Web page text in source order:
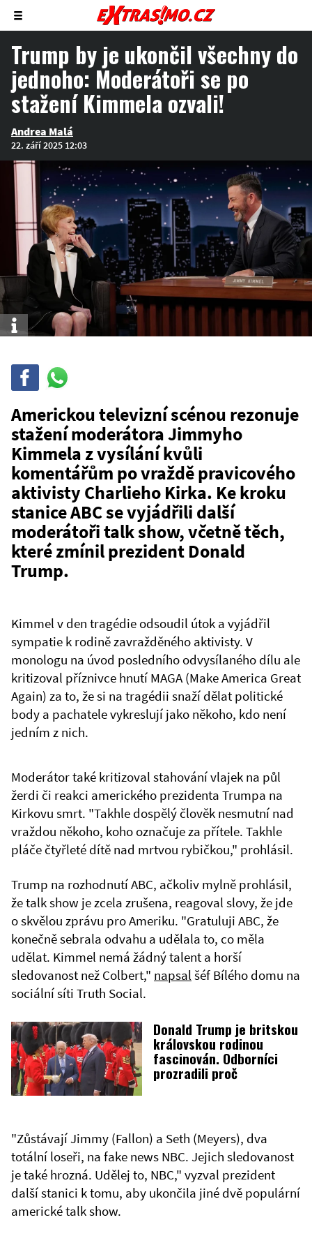
Zobrazit/skrýt
menu
Trump by je ukončil všechny do
jednoho: Moderátoři se po
stažení Kimmela ozvali!
Andrea Malá
22. září 2025 12:03
Info
Sdílej
WhatsAppu
Americkou televizní scénou rezonuje
stažení moderátora Jimmyho
Kimmela z vysílání kvůli
komentářům po vraždě pravicového
aktivisty Charlieho Kirka. Ke kroku
stanice ABC se vyjádřili další
moderátoři talk show, včetně těch,
které zmínil prezident Donald
Trump.
Kimmel v den tragédie odsoudil útok a vyjádřil
sympatie k rodině zavražděného aktivisty. V
monologu na úvod posledního odvysílaného dílu ale
kritizoval příznivce hnutí MAGA (Make America Great
Again) za to, že si na tragédii snaží dělat politické
body a pachatele vykreslují jako někoho, kdo není
jedním z nich.
Moderátor také kritizoval stahování vlajek na půl
žerdi či reakci amerického prezidenta Trumpa na
Kirkovu smrt. "Takhle dospělý člověk nesmutní nad
vraždou někoho, koho označuje za přítele. Takhle
pláče čtyřleté dítě nad mrtvou rybičkou," prohlásil.
Trump na rozhodnutí ABC, ačkoliv mylně prohlásil,
že talk show je zcela zrušena, reagoval slovy, že jde
o skvělou zprávu pro Ameriku. "Gratuluji ABC, že
konečně sebrala odvahu a udělala to, co měla
udělat. Kimmel nemá žádný talent a horší
sledovanost než Colbert," napsal šéf Bílého domu na
sociální síti Truth Social.
Donald Trump je britskou
královskou rodinou
fascinován. Odborníci
prozradili proč
"Zůstávají Jimmy (Fallon) a Seth (Meyers), dva
totální loseři, na fake news NBC. Jejich sledovanost
je také hrozná. Udělej to, NBC," vyzval prezident
další stanici k tomu, aby ukončila jiné dvě populární
americké talk show.